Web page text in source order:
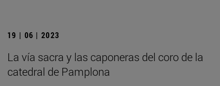
19 | 06 | 2023
La vía sacra y las caponeras del coro de la
catedral de Pamplona